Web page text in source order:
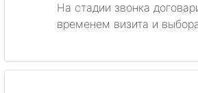
На стадии звонка
временем визита и